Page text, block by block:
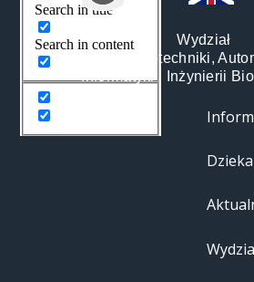
Search in title
Search in content
Wydział
Elektrotechniki,
Informatyki i Inżynierii